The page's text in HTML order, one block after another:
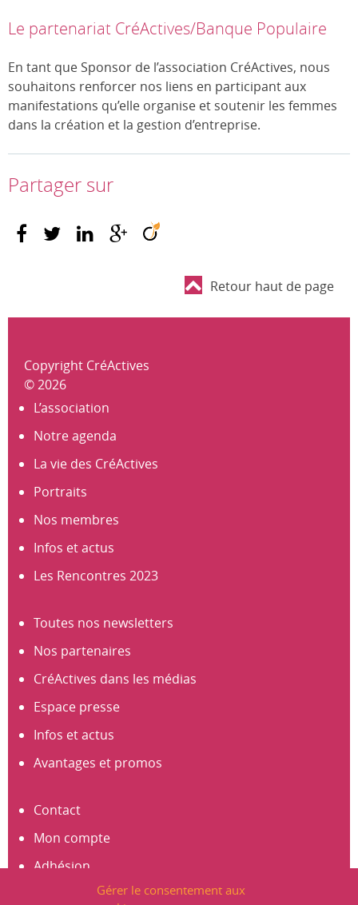
Gérer le consentement aux
Le partenariat CréActives/Banque Populaire
En tant que Sponsor de l’association CréActives, nous
souhaitons renforcer nos liens en participant aux
manifestations qu’elle organise et soutenir les femmes
dans la création et la gestion d’entreprise.
Partager sur
Retour haut de page
Copyright CréActives
© 2026
L’association
Notre agenda
La vie des CréActives
Portraits
Nos membres
Infos et actus
Les Rencontres 2023
Toutes nos newsletters
Nos partenaires
CréActives dans les médias
Espace presse
Infos et actus
Avantages et promos
Contact
Mon compte
Adhésion
S’abonner à la newsletter